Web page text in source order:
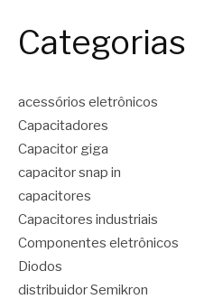
Categorias
acessórios eletrônicos
Capacitadores
Capacitor giga
capacitor snap in
capacitores
Capacitores industriais
Componentes eletrônicos
Diodos
distribuidor Semikron